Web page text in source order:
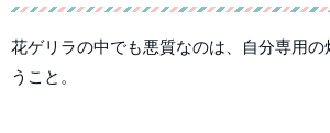
花ゲリラの中でも悪質なのは、自分専用の
うこと。